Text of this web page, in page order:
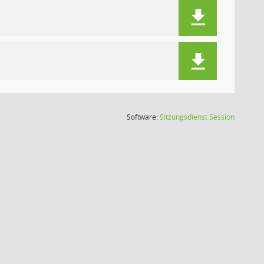
Software:SitzungsdienstSession(Wird in